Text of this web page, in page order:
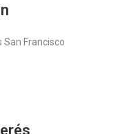
Francisco